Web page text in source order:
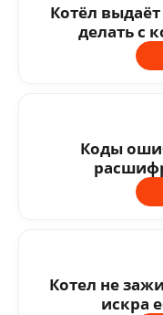
Котёл
делать с
Коды
Котел не
искра